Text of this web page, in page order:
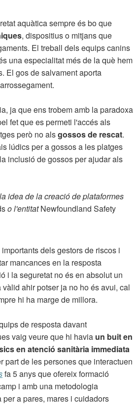
aquàtica sempre és bo que
, dispositius o mitjans que
El treball dels equips canins
una especialitat més de la què hem
El gos de salvament aporta
ja que ens trobem amb la paradoxa
fet que es permeti l'accés als
però no alsgossos de rescat.
lúdics per a gossos a les platges
inclusió de gossos per ajudar als
idea de la creació de plataformes
o l'entitatNewfoundland Safety
dels gestors de riscos i
mancances en la resposta
i la seguretat no és en absolut un
ahir potser ja no ho és avui, cal
hi ha marge de millora.
de resposta davant
vaig veure que hi havia un buit en
en atenció sanitària immediata
part de les persones que interactuen
fa 5 anys que ofereix formació
i amb una metodologia
a pares, mares i cuidadors